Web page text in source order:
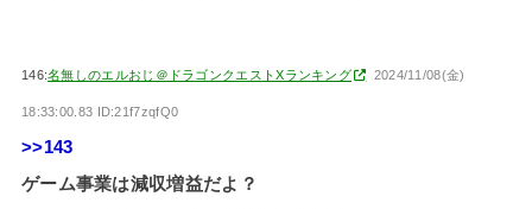
146:名無しのエルおじ＠ドラゴンクエストXランキング 2024/11/08(金)
18:33:00.83 ID:21f7zqfQ0
>>143
ゲーム事業は減収増益だよ？